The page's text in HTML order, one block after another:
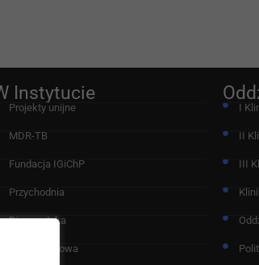
Instytucie
Projekty unijne
MDR-TB
Fundacja IGiChP
Przychodnia
Diagnostyka
Rada Naukowa
I
II
III